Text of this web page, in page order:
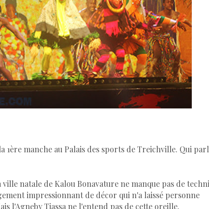
1ère manche au Palais des sports de Treichville. Qui
natale de Kalou Bonavature ne manque pas de
impressionnant de décor qui n'a laissé personne
l'Agneby Tiassa ne l'entend pas de cette oreille.